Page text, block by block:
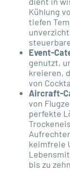
Kühlung
tiefen
Event-
genutzt,
kreieren,
von
Aircraft-
von
perfekte
keimfreie
bis zu